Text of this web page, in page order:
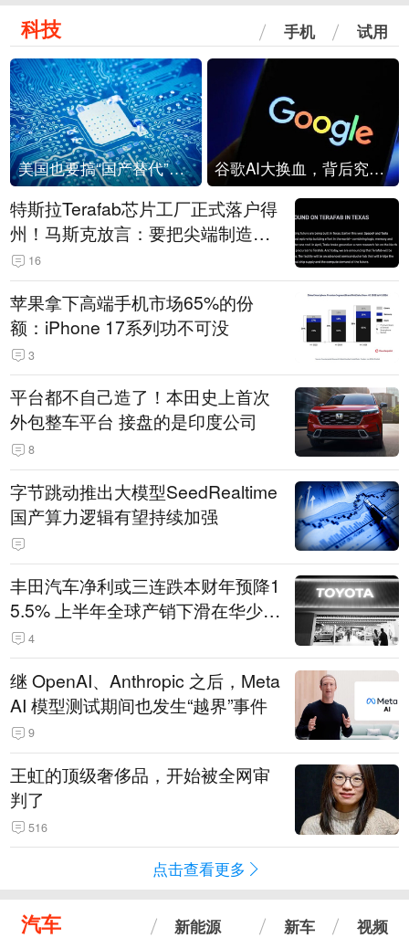
科技 手机 试用
美国也要搞“国产替代”？先算清三笔账 谷歌AI大换血，背后究竟发生了什么？
特斯拉Terafab芯片工厂正式落户得
州！马斯克放言：要把尖端制造带
回美国
16
苹果拿下高端手机市场65%的份
额：iPhone 17系列功不可没
3
平台都不自己造了！本田史上首次
外包整车平台 接盘的是印度公司
8
字节跳动推出大模型SeedRealtime
国产算力逻辑有望持续加强
丰田汽车净利或三连跌本财年预降1
5.5% 上半年全球产销下滑在华少卖
14.3万辆
4
继 OpenAI、Anthropic 之后，Meta
AI 模型测试期间也发生“越界”事件
9
王虹的顶级奢侈品，开始被全网审
判了
516
点击查看更多
汽车 新能源 新车 视频